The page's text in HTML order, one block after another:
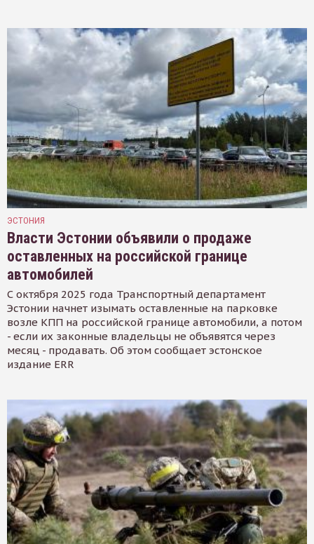
ЭСТОНИЯ
Власти Эстонии объявили о продаже
оставленных на российской границе
автомобилей
С октября 2025 года Транспортный департамент
Эстонии начнет изымать оставленные на парковке
возле КПП на российской границе автомобили, а потом
- если их законные владельцы не объявятся через
месяц - продавать. Об этом сообщает эстонское
издание ERR